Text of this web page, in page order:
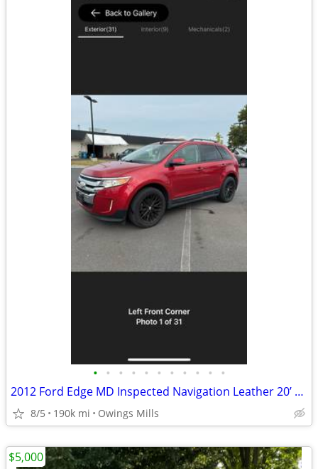
• • • • • • • • • • •
2012 Ford Edge MD Inspected Navigation Leather 20’ Premium Wheels
8/5 190k mi Owings Mills
$5,000